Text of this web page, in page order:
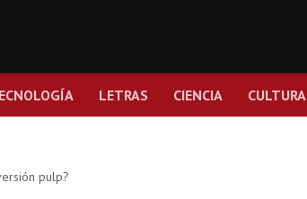
LETRAS CIENCIA CULTURA
pulp?